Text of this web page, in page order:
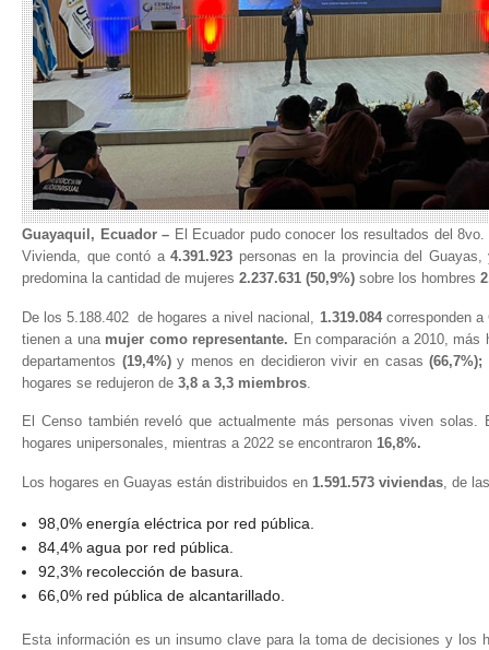
Guayaquil, Ecuador– El Ecuador pudo conocer los resultados del
Vivienda, que contó a4.391.923 personas en la provincia del
predomina la cantidad de mujeres 2.237.631 (50,9%) sobre los hombres
De los 5.188.402 de hogares a nivel nacional, 1.319.084corresponden a
tienen a una mujer como representante. En comparación a 2010, más
departamentos (19,4%)y menos en decidieron vivir en casas(66,7%);
hogares se redujeron de 3,8 a 3,3 miembros
El Censo también reveló que actualmente más personas viven
hogares unipersonales, mientras a 2022 se encontraron 16,8%.
Los hogares en Guayas están distribuidos en 1.591.573 viviendas, de
98,0% energía eléctrica por red pública.
84,4% agua por red pública.
92,3% recolección de basura.
66,0% red pública de alcantarillado.
Esta información es un insumo clave para la toma de decisiones y los